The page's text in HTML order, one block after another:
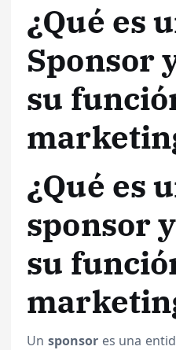
¿Qué es
Sponsor
su
¿Qué es
sponsor
su
Un sponsor es una